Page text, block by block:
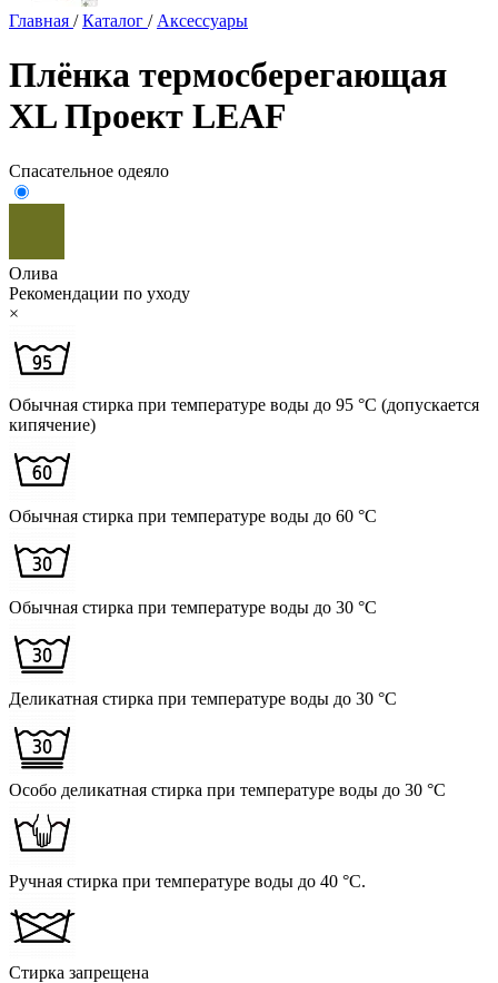
Главная / Каталог / Аксессуары
Плёнка термосберегающая
XL Проект LEAF
Спасательное одеяло
Олива
Рекомендации по уходу
×
Обычная стирка при температуре воды до 95 °C (допускается
кипячение)
Обычная стирка при температуре воды до 60 °C
Обычная стирка при температуре воды до 30 °C
Деликатная стирка при температуре воды до 30 °C
Особо деликатная стирка при температуре воды до 30 °C
Ручная стирка при температуре воды до 40 °C.
Стирка запрещена